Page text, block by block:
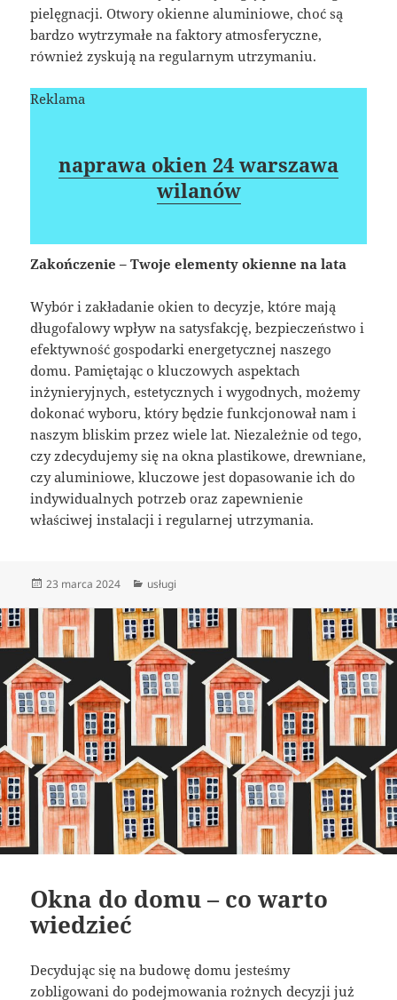
pielęgnacji. Otwory okienne aluminiowe, choć są
bardzo wytrzymałe na faktory atmosferyczne,
również zyskują na regularnym utrzymaniu.
Reklama
naprawa okien 24 warszawa
wilanów
Zakończenie – Twoje elementy okienne na lata
Wybór i zakładanie okien to decyzje, które mają
długofalowy wpływ na satysfakcję, bezpieczeństwo i
efektywność gospodarki energetycznej naszego
domu. Pamiętając o kluczowych aspektach
inżynieryjnych, estetycznych i wygodnych, możemy
dokonać wyboru, który będzie funkcjonował nam i
naszym bliskim przez wiele lat. Niezależnie od tego,
czy zdecydujemy się na okna plastikowe, drewniane,
czy aluminiowe, kluczowe jest dopasowanie ich do
indywidualnych potrzeb oraz zapewnienie
właściwej instalacji i regularnej utrzymania.
Data
23 marca 2024 Kategorie
usługi
Okna do domu – co warto
wiedzieć
Decydując się na budowę domu jesteśmy
zobligowani do podejmowania rożnych decyzji już